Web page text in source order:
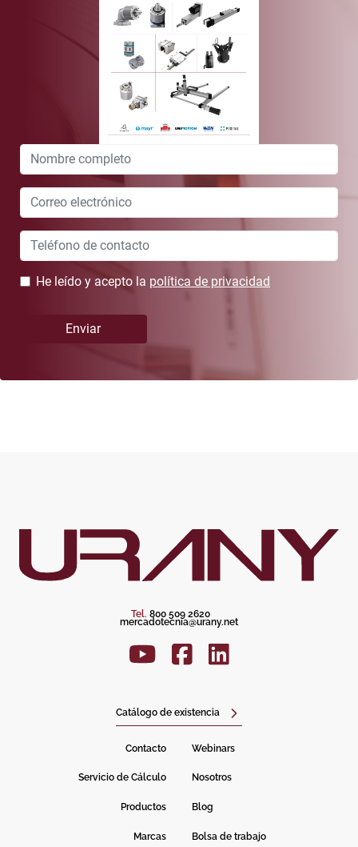
Leave
this
field
blank
He leído y acepto la política de privacidad
Enviar
Tel. 800 509 2620
mercadotecnia@urany.net
Catálogo de existencia
Contacto Webinars
Servicio de Cálculo Nosotros
Productos Blog
Marcas Bolsa de trabajo